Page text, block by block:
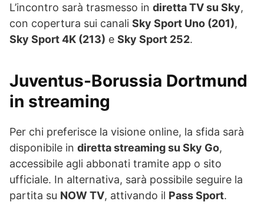
L’incontro sarà trasmesso in diretta TV su Sky,
con copertura sui canali Sky Sport Uno (201),
Sky Sport 4K (213) e Sky Sport 252.
Juventus-Borussia Dortmund
in streaming
Per chi preferisce la visione online, la sfida sarà
disponibile in diretta streaming su Sky Go,
accessibile agli abbonati tramite app o sito
ufficiale. In alternativa, sarà possibile seguire la
partita su NOW TV, attivando il Pass Sport.